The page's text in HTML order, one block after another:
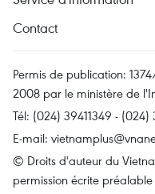
Contact
Permis de publication:
2008 par le ministère de
Tél: (024) 39411349 - (024)
E-mail:
© Droits d'auteur du
permission écrite